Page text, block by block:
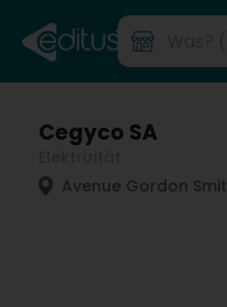
Cegyco SA
Avenue Gordon